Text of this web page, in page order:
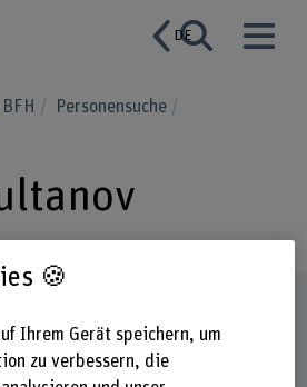
DE
Personensuche
🍪
Ihrem Gerät speichern, um
zu verbessern, die